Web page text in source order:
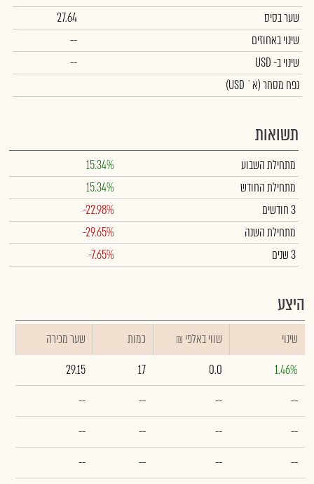
שער בסיס
27.64
שינוי באחוזים
--
שינויב- USD
--
נפח מסחר(א` USD)
תשואות
מתחילת השבוע
15.34%
מתחילת החודש
15.34%
3 חודשים
-22.98%
מתחילת השנה
-29.65%
3 שנים
-7.65%
היצע
שינוי ₪ שווי באלפי כמות
שער מכירה
1.46%
0.0
17
29.15
--
--
--
--
--
--
--
--
--
--
--
--